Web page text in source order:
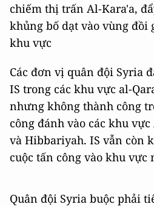
chiếm thị trấn Al-Kara'a,
khủng bố dạt vào vùng đồi
khu vực
Các đơn vị quân đội Syria
IS trong các khu vực al-
nhưng không thành công
công đánh vào các khu
và Hibbariyah. IS vẫn còn
cuộc tấn công vào khu vực
Quân đội Syria buộc phải